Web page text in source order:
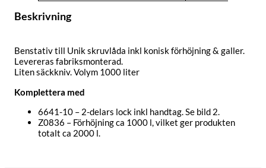
Beskrivning
Benstativ till Unik skruvlåda inkl konisk förhöjning & galler.
Levereras fabriksmonterad.
Liten säckkniv. Volym 1000 liter
Komplettera med
6641-10 – 2-delars lock inkl handtag. Se bild 2.
Z0836 – Förhöjning ca 1000 l, vilket ger produkten
totalt ca 2000 l.